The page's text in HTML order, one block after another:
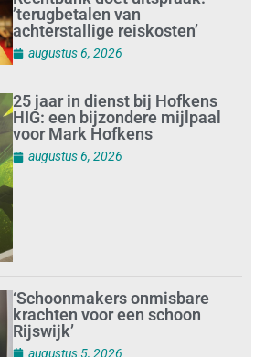
’terugbetalen van
achterstallige reiskosten’
augustus 6, 2026
25 jaar in dienst bij Hofkens
HIG: een bijzondere mijlpaal
voor Mark Hofkens
augustus 6, 2026
‘Schoonmakers onmisbare
krachten voor een schoon
Rijswijk’
augustus 5, 2026